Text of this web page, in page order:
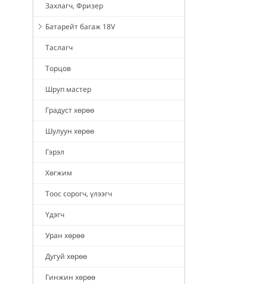
Захлагч, Фризер
Батарейт багаж 18V
Таслагч
Торцов
Шруп мастер
Градуст хөрөө
Шулуун хөрөө
Гэрэл
Хөгжим
Тоос сорогч, үлээгч
Үдэгч
Уран хөрөө
Дугуй хөрөө
Гинжин хөрөө